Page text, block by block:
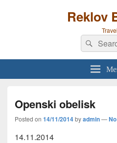
Reklov
Travel
Search
for:
Openski obelisk
Posted on 14/11/2014byadmin—
14.11.2014